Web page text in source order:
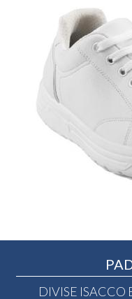
DIVISE ISACCO